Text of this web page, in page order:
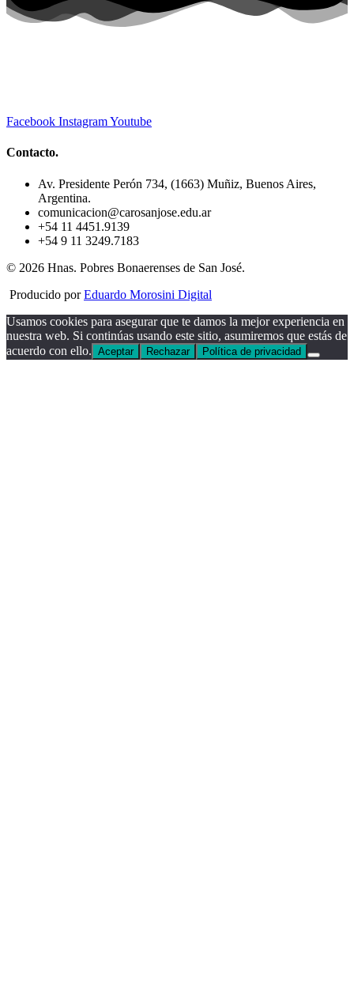
Facebook InstagramYoutube
Contacto.
Av. Presidente Perón 734, (1663) Muñiz, Buenos Aires,
Argentina.
comunicacion@carosanjose.edu.ar
+54 11 4451.9139
+54 9 11 3249.7183
© 2026 Hnas. Pobres Bonaerenses de San José.
Producido porEduardo Morosini Digital
Usamos cookies para asegurar que te damos la mejor experiencia en
nuestra web. Si continúas usando este sitio, asumiremos que estás de
acuerdo con ello. Aceptar Rechazar Política de privacidad